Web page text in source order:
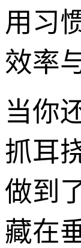
用习
效率
当你
抓耳
做到
藏在